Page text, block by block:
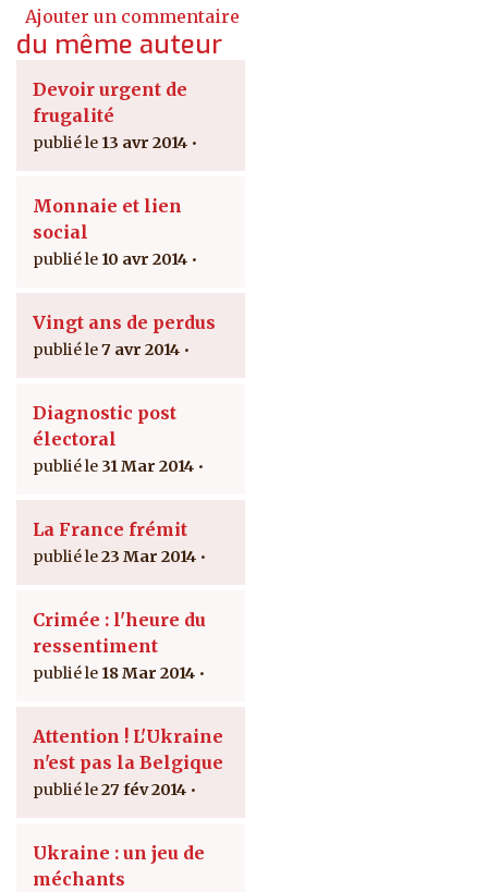
Ajouter un commentaire
du même auteur
Devoir urgent de
frugalité
13 avr 2014
Monnaie et lien
social
10 avr 2014
Vingt ans de perdus
7 avr 2014
Diagnostic post
électoral
31 Mar 2014
La France frémit
23 Mar 2014
Crimée : l'heure du
ressentiment
18 Mar 2014
Attention ! L'Ukraine
n'est pas la Belgique
27 fév 2014
Ukraine : un jeu de
méchants